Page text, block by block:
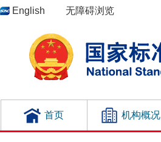
English 无障碍浏览
首页 机构概况